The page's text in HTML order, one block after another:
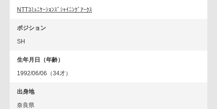
NTTｺﾐｭﾆｹｰｼｮﾝｽﾞｼｬｲﾆﾝｸﾞｱｰｸｽ
ポジション
SH
生年月日（年齢）
1992/06/06（34才）
出身地
奈良県